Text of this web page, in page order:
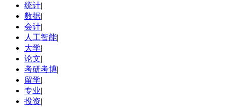
统计|
数据|
会计|
人工智能|
大学|
论文|
考研考博|
留学|
专业|
投资|